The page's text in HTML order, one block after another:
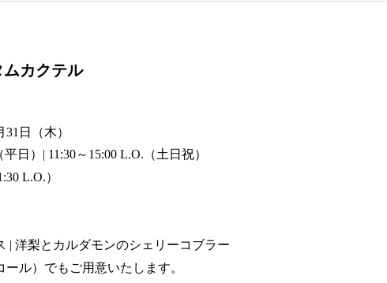
洋梨のオータムカクテル
日（木）
日）| 11:30～15:00 L.O.（土日祝）
L.O.）
| 洋梨とカルダモンのシェリーコブラー
ル）でもご用意いたします。